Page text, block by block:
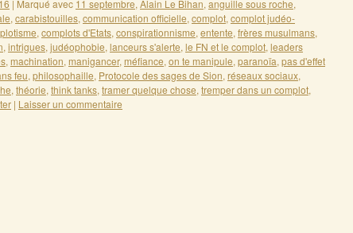
| Marqué avec 11 septembre, Alain Le Bihan, anguille sous roche,
, carabistouilles, communication officielle, complot, complot judéo-
, complots d'Etats, conspirationnisme, entente, frères musulmans,
, intrigues, judéophobie, lanceurs s'alerte, le FN et le complot, leaders
, machination, manigancer, méfiance, on te manipule, paranoïa, pas d'effet
feu, philosophaille, Protocole des sages de Sion, réseaux sociaux,
, théorie, think tanks, tramer quelque chose, tremper dans un complot,
| Laisser un commentaire